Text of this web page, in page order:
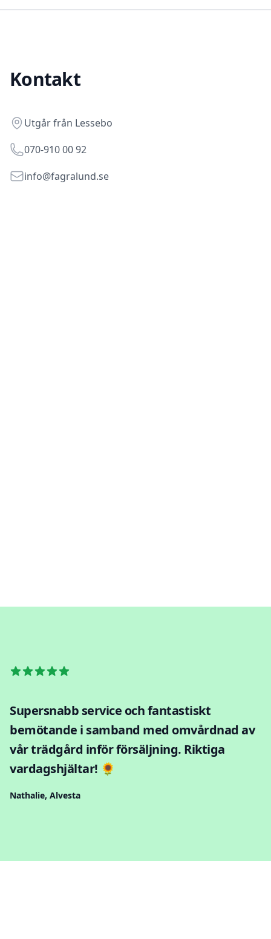
Kontakt
Address
Utgår från Lessebo
Telephone
070-910 00 92
Emailinfo@fagralund.se
5 av 5 stjärnor
Supersnabb service och fantastiskt
bemötande i samband med omvårdnad av
vår trädgård inför försäljning. Riktiga
vardagshjältar! 🌻
Nathalie, Alvesta